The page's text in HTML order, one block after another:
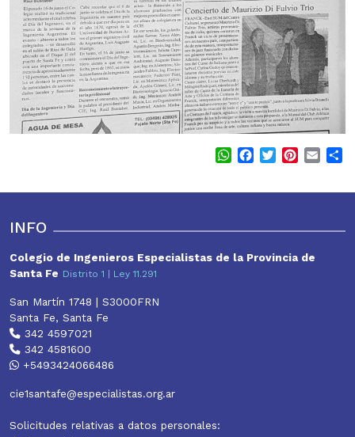
WhatsApp
Facebook
TwitterPinterest
Email
INFO
Colegio de Ingenieros Especialistas de la Provincia de
Santa Fe Distrito 1 | Ley 11.291
San Martín 1748 | S3000FRN
Santa Fe, Santa Fe
342 4597021
342 4581600
+5493424066486
cie1santafe@especialistas.org.ar
Solicitudes relativas a datos personales: